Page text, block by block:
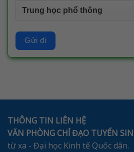
THÔNG TIN LIÊN HỆ
VĂN PHÒNG CHỈ ĐẠO TUYỂN
từ xa - Đại học Kinh tế Quốc dân.